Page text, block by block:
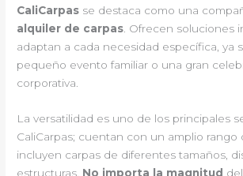
CaliCarpas se destaca como una
alquiler de carpas . Ofrecen soluciones
adaptan a cada necesidad específica, ya
pequeño evento familiar o una gran
corporativa.
La versatilidad es uno de los principales
CaliCarpas; cuentan con un amplio
incluyen carpas de diferentes tamaños,
estructuras. No importa la magnitud